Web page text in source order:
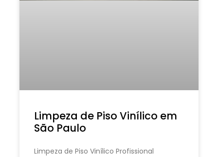
Limpeza de Piso Vinílico em
São Paulo
Limpeza de Piso Vinílico Profissional